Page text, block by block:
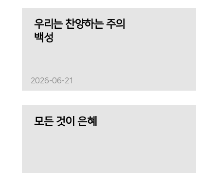
우리는 찬양하는 주의
백성
2026-06-21
모든 것이 은혜